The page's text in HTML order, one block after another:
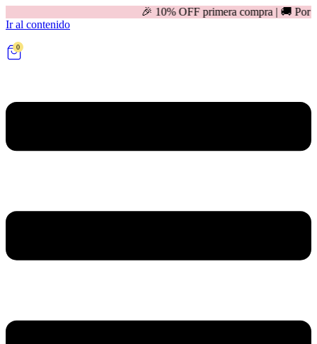
🎉 10% OFF primera compra | 🚚 Por compras
Ir al contenido
0